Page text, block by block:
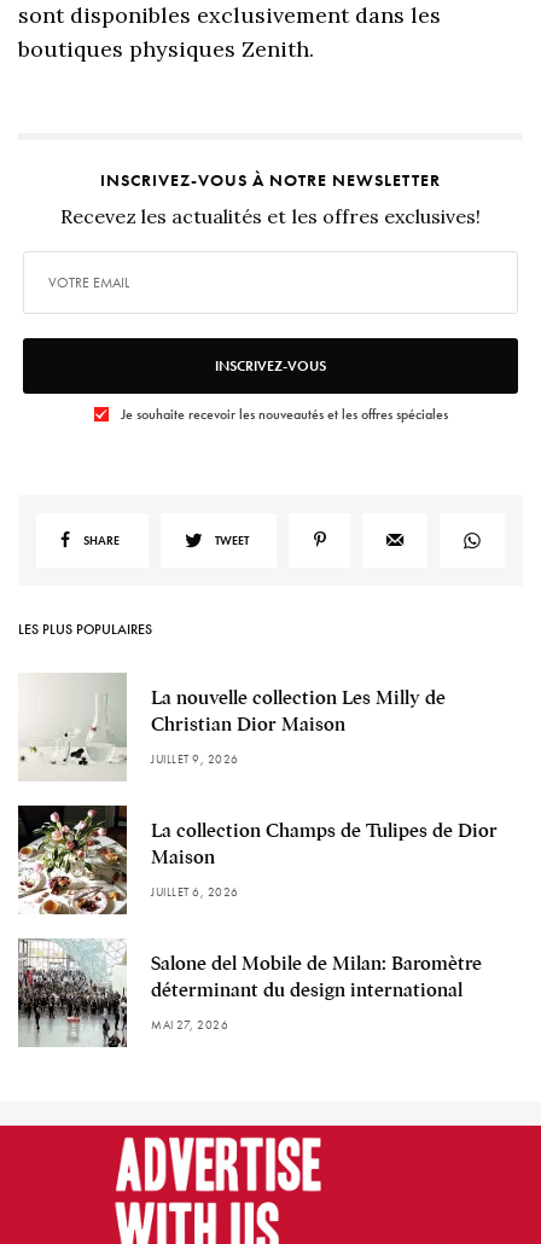
sont disponibles exclusivement dans les
boutiques physiques Zenith.
INSCRIVEZ-VOUS À NOTRE NEWSLETTER
Recevez les actualités et les offres exclusives!
INSCRIVEZ-VOUS
Je souhaite recevoir les nouveautés et les offres spéciales
SHARE TWEET
LES PLUS POPULAIRES
La nouvelle collection Les Milly de
Christian Dior Maison
JUILLET 9, 2026
La collection Champs de Tulipes de Dior
Maison
JUILLET 6, 2026
Salone del Mobile de Milan: Baromètre
déterminant du design international
MAI 27, 2026